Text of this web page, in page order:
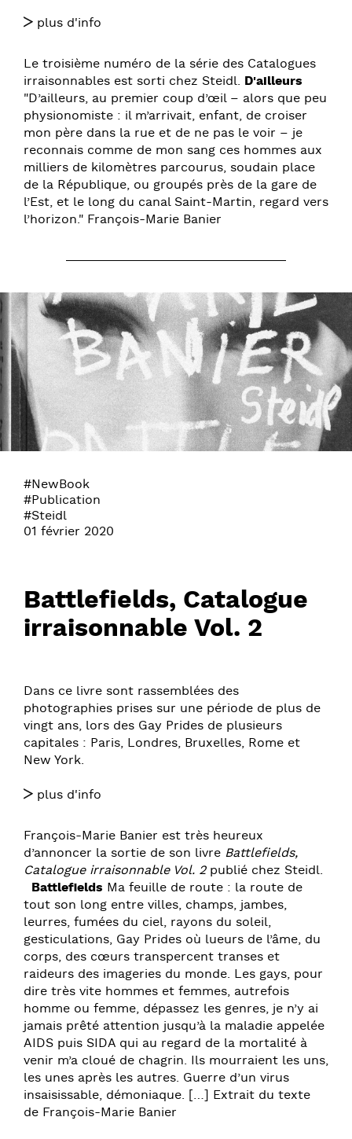
plus d'info
Le troisième numéro de la série des Catalogues
irraisonnables est sorti chez Steidl. D'ailleurs
"D’ailleurs, au premier coup d’œil – alors que peu
physionomiste : il m’arrivait, enfant, de croiser
mon père dans la rue et de ne pas le voir – je
reconnais comme de mon sang ces hommes aux
milliers de kilomètres parcourus, soudain place
de la République, ou groupés près de la gare de
l’Est, et le long du canal Saint-Martin, regard vers
l’horizon." François-Marie Banier
#NewBook
#Publication
#Steidl
01 février 2020
Battlefields, Catalogue
irraisonnable Vol. 2
Dans ce livre sont rassemblées des
photographies prises sur une période de plus de
vingt ans, lors des Gay Prides de plusieurs
capitales : Paris, Londres, Bruxelles, Rome et
New York.
plus d'info
François-Marie Banier est très heureux
d’annoncer la sortie de son livre Battlefields,
Catalogue irraisonnable Vol. 2publié chez Steidl.
Battlefields Ma feuille de route : la route de
tout son long entre villes, champs, jambes,
leurres, fumées du ciel, rayons du soleil,
gesticulations, Gay Prides où lueurs de l’âme, du
corps, des cœurs transpercent transes et
raideurs des imageries du monde. Les gays, pour
dire très vite hommes et femmes, autrefois
homme ou femme, dépassez les genres, je n’y ai
jamais prêté attention jusqu’à la maladie appelée
AIDS puis SIDA qui au regard de la mortalité à
venir m’a cloué de chagrin. Ils mourraient les uns,
les unes après les autres. Guerre d’un virus
insaisissable, démoniaque. […] Extrait du texte
de François-Marie Banier